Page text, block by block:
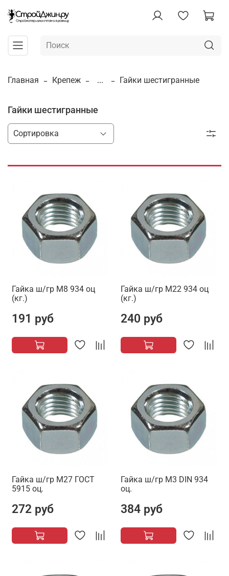
Главная Крепеж ... Гайки шестигранные
Гайки шестигранные
Гайка ш/гр М8 934 оц
(кг.)
191 руб
Гайка ш/гр М22 934 оц
(кг.)
240 руб
Гайка ш/гр М27 ГОСТ
5915 оц.
272 руб
Гайка ш/гр М3 DIN 934
оц.
384 руб